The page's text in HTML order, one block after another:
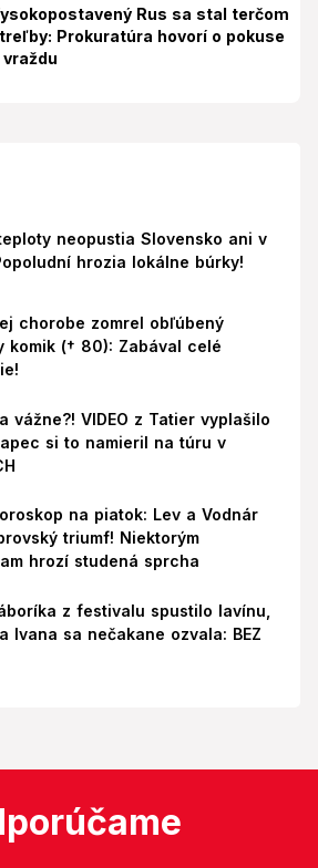
Rus sa stal terčom
Prokuratúra hovorí o pokuse
vraždu
neopustia Slovensko ani v
hrozia lokálne búrky!
chorobe zomrel obľúbený
komik († 80): Zabával celé
vážne?! VIDEO z Tatier vyplašilo
si to namieril na túru v
na piatok: Lev a Vodnár
triumf! Niektorým
hrozí studená sprcha
z festivalu spustilo lavínu,
Ivana sa nečakane ozvala: BEZ